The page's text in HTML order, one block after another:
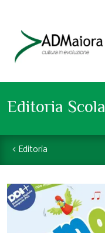
Editoria
Editoria